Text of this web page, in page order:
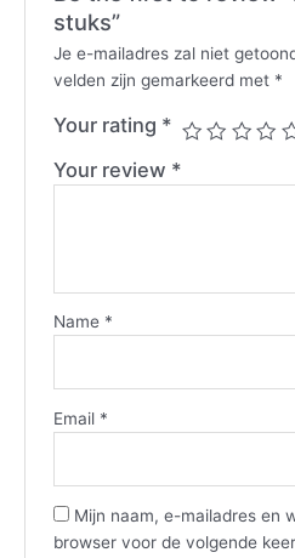
stuks”
Je e-mailadres zal niet
velden zijn gemarkeerd met *
Your rating *
Your review *
Name *
Email *
Mijn naam, e-mailadres en
browser voor de volgende